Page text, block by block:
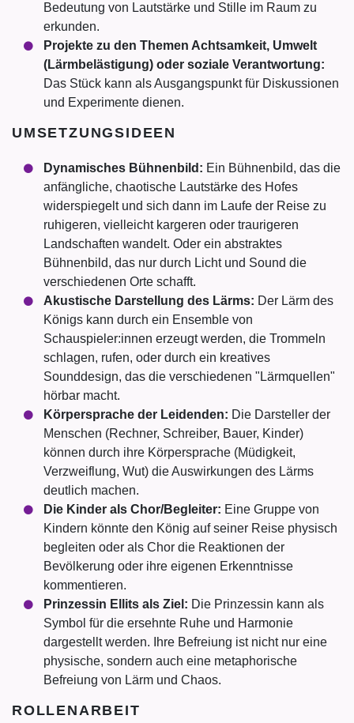
Bedeutung von Lautstärke und Stille im Raum zu
erkunden.
Projekte zu den Themen Achtsamkeit, Umwelt
(Lärmbelästigung) oder soziale Verantwortung:
Das Stück kann als Ausgangspunkt für Diskussionen
und Experimente dienen.
UMSETZUNGSIDEEN
Dynamisches Bühnenbild: Ein Bühnenbild, das die
anfängliche, chaotische Lautstärke des Hofes
widerspiegelt und sich dann im Laufe der Reise zu
ruhigeren, vielleicht kargeren oder traurigeren
Landschaften wandelt. Oder ein abstraktes
Bühnenbild, das nur durch Licht und Sound die
verschiedenen Orte schafft.
Akustische Darstellung des Lärms: Der Lärm des
Königs kann durch ein Ensemble von
Schauspieler:innen erzeugt werden, die Trommeln
schlagen, rufen, oder durch ein kreatives
Sounddesign, das die verschiedenen "Lärmquellen"
hörbar macht.
Körpersprache der Leidenden: Die Darsteller der
Menschen (Rechner, Schreiber, Bauer, Kinder)
können durch ihre Körpersprache (Müdigkeit,
Verzweiflung, Wut) die Auswirkungen des Lärms
deutlich machen.
Die Kinder als Chor/Begleiter: Eine Gruppe von
Kindern könnte den König auf seiner Reise physisch
begleiten oder als Chor die Reaktionen der
Bevölkerung oder ihre eigenen Erkenntnisse
kommentieren.
Prinzessin Ellits als Ziel: Die Prinzessin kann als
Symbol für die ersehnte Ruhe und Harmonie
dargestellt werden. Ihre Befreiung ist nicht nur eine
physische, sondern auch eine metaphorische
Befreiung von Lärm und Chaos.
ROLLENARBEIT